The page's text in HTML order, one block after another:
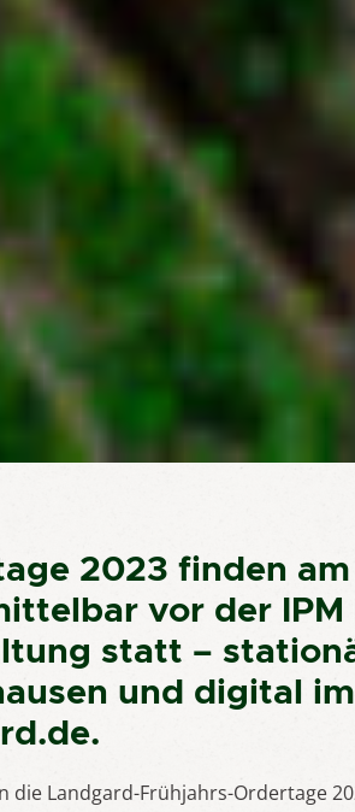
2023 finden
vor der IPM
statt –
und digital
.
die Landgard-Frühjahrs-Ordertage